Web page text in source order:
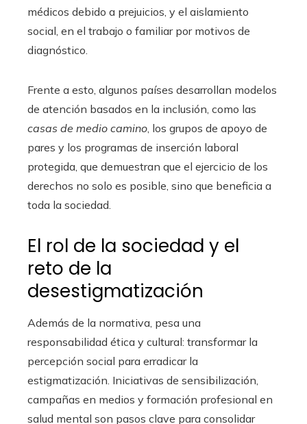
médicos debido a prejuicios, y el aislamiento
social, en el trabajo o familiar por motivos de
diagnóstico.
Frente a esto, algunos países desarrollan modelos
de atención basados en la inclusión, como las
casas de medio camino, los grupos de apoyo de
pares y los programas de inserción laboral
protegida, que demuestran que el ejercicio de los
derechos no solo es posible, sino que beneficia a
toda la sociedad.
El rol de la sociedad y el
reto de la
desestigmatización
Además de la normativa, pesa una
responsabilidad ética y cultural: transformar la
percepción social para erradicar la
estigmatización. Iniciativas de sensibilización,
campañas en medios y formación profesional en
salud mental son pasos clave para consolidar